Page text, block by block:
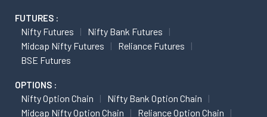
FUTURES :
Nifty Futures
Nifty Bank Futures
Midcap Nifty Futures
Reliance Futures
BSE Futures
OPTIONS :
Nifty Option Chain
Nifty Bank Option Chain
Midcap Nifty Option Chain
Reliance Option Chain